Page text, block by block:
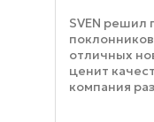
SVEN решил
отличных
ценит
компания